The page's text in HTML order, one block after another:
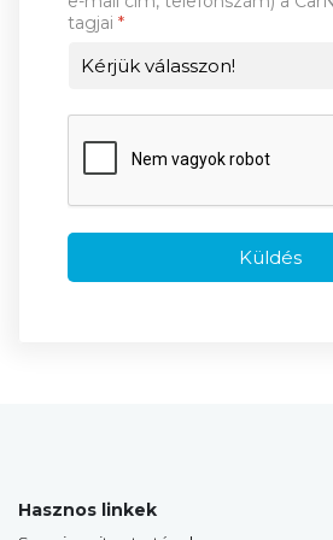
tagjai *
Küldés
Hasznos linkek